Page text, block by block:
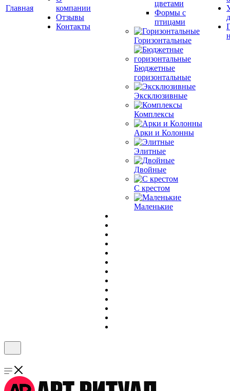
Главная
компании
Отзывы
Контакты
цветами
Формы с
птицами
Горизонтальные
Бюджетные
горизонтальные
Эксклюзивные
Комплексы
Арки и Колонны
Элитные
Двойные
С крестом
Маленькие